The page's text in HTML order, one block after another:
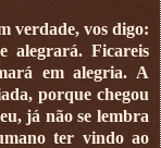
verdade, vos digo:
alegrará. Ficareis
em alegria. A
porque chegou
já não se lembra
ter vindo ao